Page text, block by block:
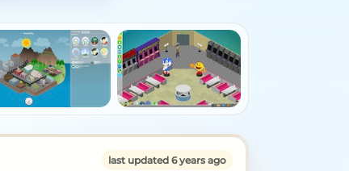
last updated 6 years ago